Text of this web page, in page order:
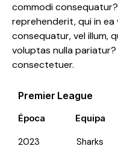
commodi
reprehenderit, qui in
consequatur, vel illum,
voluptas nulla
consectetuer.
Premier League
Época Equipa
2023 Sharks